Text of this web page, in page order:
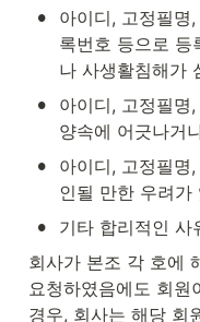
•
아이디, 고정필명
록번호 등으로 등
나 사생활침해가
•
아이디, 고정필명
양속에 어긋나거
•
아이디, 고정필명
인될 만한 우려가
•
기타 합리적인 사
회사가 본조 각 호에
요청하였음에도 회
경우, 회사는 해당 회